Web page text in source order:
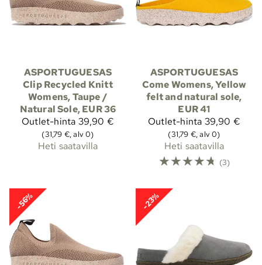
ASPORTUGUESAS
Clip Recycled Knitt
Womens, Taupe /
Natural Sole, EUR 36
Outlet-hinta 39,90 €
(31,79 €, alv 0)
Heti saatavilla
ASPORTUGUESAS
Come Womens, Yellow
felt and natural sole,
EUR 41
Outlet-hinta 39,90 €
(31,79 €, alv 0)
Heti saatavilla
☆☆☆☆☆ (3)
-56% -23%